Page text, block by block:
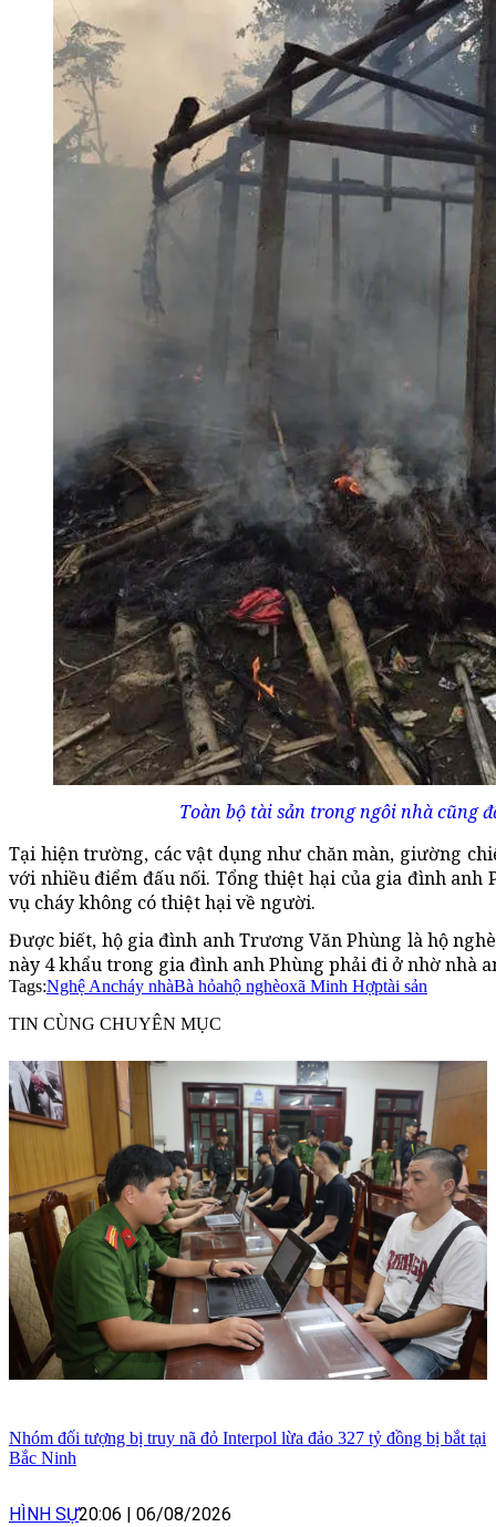
Toàn bộ tài sản trong ngôi nhà cũng
Tại hiện trường, các vật dụng như chăn màn, giường
với nhiều điểm đấu nối. Tổng thiệt hại của gia đình anh
vụ cháy không có thiệt hại về người.
Được biết, hộ gia đình anh Trương Văn Phùng là hộ
này 4 khẩu trong gia đình anh Phùng phải đi ở nhờ nhà
Tags:Nghệ Ancháy nhàBà hỏahộ nghèoxã Minh Hợptài sản
TIN CÙNG CHUYÊN MỤC
Nhóm đối tượng bị truy nã đỏ Interpol lừa đảo 327 tỷ đồng bị bắt tại
Bắc Ninh
HÌNH SỰ20:06 | 06/08/2026